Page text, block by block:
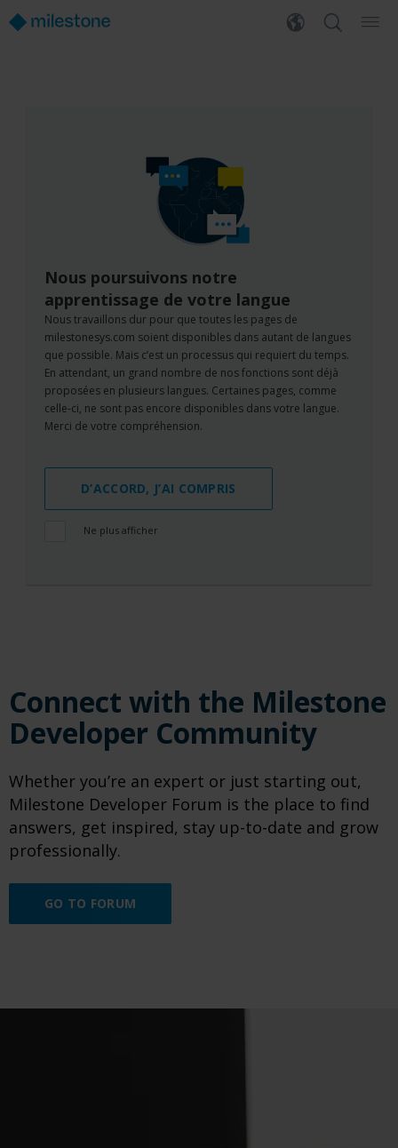
Nous poursuivons notre
apprentissage de votre langue
Nous travaillons dur pour que toutes les pages de
milestonesys.com soient disponibles dans autant de langues
que possible. Mais c’est un processus qui requiert du temps.
En attendant, un grand nombre de nos fonctions sont déjà
proposées en plusieurs langues. Certaines pages, comme
celle-ci, ne sont pas encore disponibles dans votre langue.
Merci de votre compréhension.
D’ACCORD, J’AI COMPRIS
Ne plus afficher
Connect with the Milestone
Developer Community
Whether you’re an expert or just starting out,
Milestone Developer Forum is the place to find
answers, get inspired, stay up-to-date and grow
professionally.
GO TO FORUM